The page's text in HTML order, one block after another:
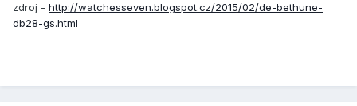
zdroj - http://watchesseven.blogspot.cz/2015/02/de-bethune-
db28-gs.html